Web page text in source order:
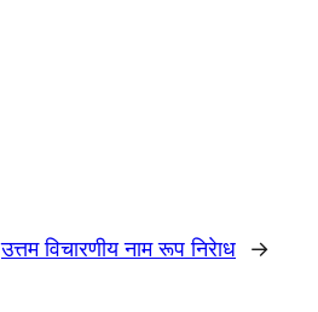
उत्तम विचारणीय नाम रूप निरेाध →